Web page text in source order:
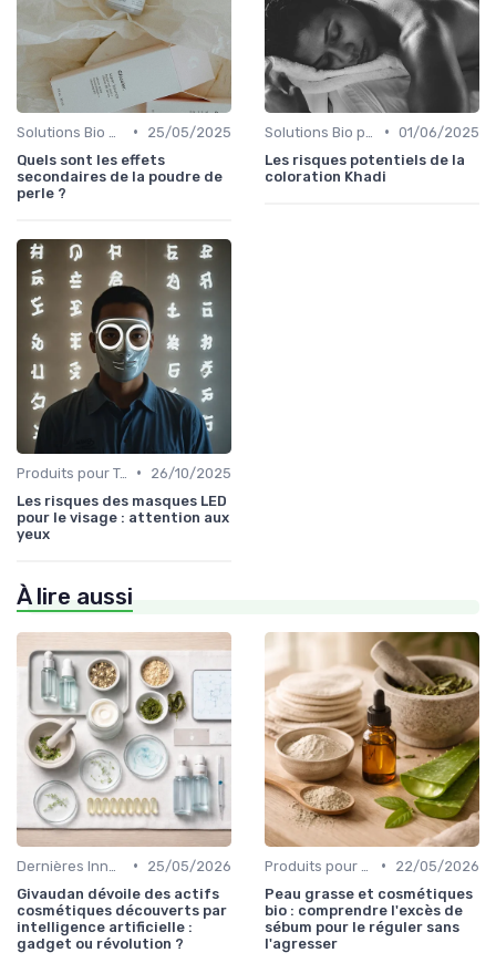
•
25/05/2025
Quels sont les effets
secondaires de la poudre de
perle ?
• 01/06/2025
Les risques potentiels de la
coloration Khadi
Produits pour Types de Peau •
26/10/2025
Les risques des masques LED
pour le visage : attention aux
yeux
À lire aussi
•
25/05/2026
Givaudan dévoile des actifs
cosmétiques découverts par
intelligence artificielle :
gadget ou révolution ?
•
22/05/2026
Peau grasse et cosmétiques
bio : comprendre l'excès de
sébum pour le réguler sans
l'agresser